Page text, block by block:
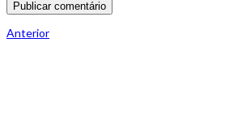
Navegação
Publicação
Anterior